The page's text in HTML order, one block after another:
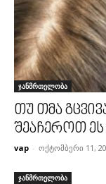
ჯანმრთელობა
თუ თმა
შეაჩეროთ
vap - ოქტომბერი 11,
ჯანმრთელობა